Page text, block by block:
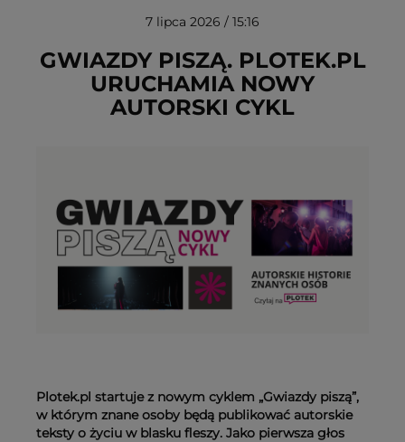
USUŃ ZE SCHOWKA
7 lipca 2026 / 15:16
GWIAZDY PISZĄ. PLOTEK.PL
URUCHAMIA NOWY
AUTORSKI CYKL
Plotek.pl startuje z nowym cyklem „Gwiazdy piszą”,
w którym znane osoby będą publikować autorskie
teksty o życiu w blasku fleszy. Jako pierwsza głos